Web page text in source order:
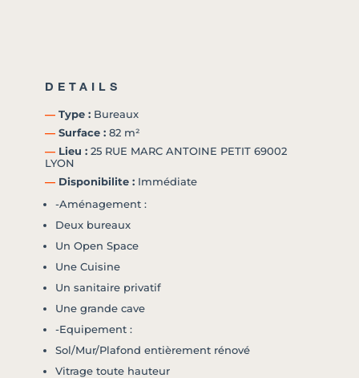
DETAILS
― Type : Bureaux
― Surface : 82 m²
― Lieu : 25 RUE MARC ANTOINE PETIT 69002
LYON
― Disponibilite : Immédiate
-Aménagement :
Deux bureaux
Un Open Space
Une Cuisine
Un sanitaire privatif
Une grande cave
-Equipement :
Sol/Mur/Plafond entièrement rénové
Vitrage toute hauteur